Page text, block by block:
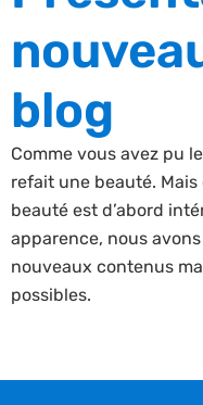
blog
Comme vous avez pu
refait une beauté.
beauté est d’abord
apparence, nous
nouveaux contenus
possibles.